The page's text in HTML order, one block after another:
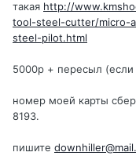
такая http://
tool-steel-cutter/micro-
steel-pilot.html
5000р + пересыл (если
номер моей карты
8193.
пишите